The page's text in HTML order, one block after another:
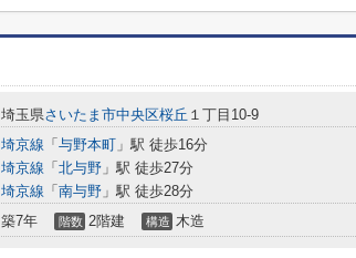
埼玉県さいたま市中央区桜丘 １丁目10-9
埼京線 「 与野本町 」駅 徒歩16分
埼京線 「 北与野 」駅 徒歩27分
埼京線 「 南与野 」駅 徒歩28分
築7年 階数 2階建 構造 木造